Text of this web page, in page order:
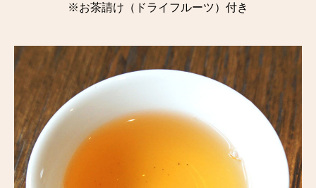
※お茶請け（ドライフルーツ）付き